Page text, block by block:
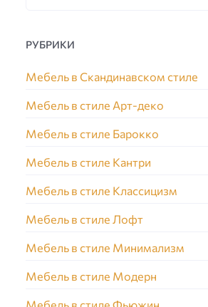
РУБРИКИ
Мебель в Скандинавском стиле
Мебель в стиле Арт-деко
Мебель в стиле Барокко
Мебель в стиле Кантри
Мебель в стиле Классицизм
Мебель в стиле Лофт
Мебель в стиле Минимализм
Мебель в стиле Модерн